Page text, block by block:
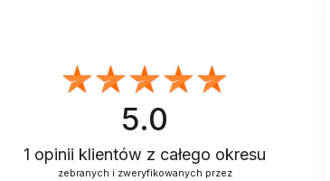
5.0
1 opinii klientów z całego okresu
zebranych i zweryfikowanych przez